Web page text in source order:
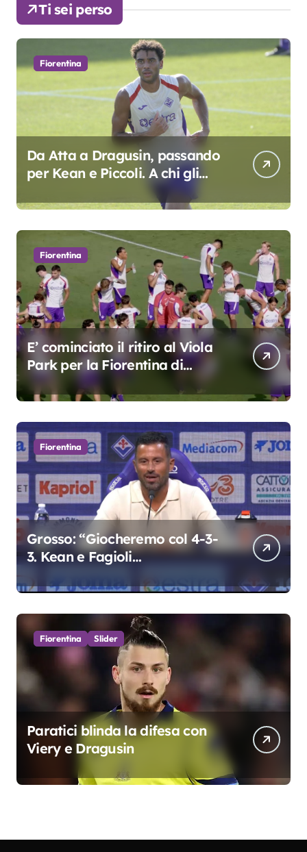
Ti sei perso
Fiorentina
Da Atta a Dragusin, passando
per Kean e Piccoli. A chi gli
oscar del precampionato?
Fiorentina
E’ cominciato il ritiro al Viola
Park per la Fiorentina di
Grosso
Fiorentina
Grosso: “Giocheremo col 4-3-
3. Kean e Fagioli
colpo”
Fiorentina Slider
Paratici blinda la difesa con
Viery e Dragusin